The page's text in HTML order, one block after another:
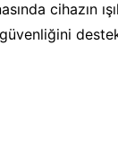
cihazın